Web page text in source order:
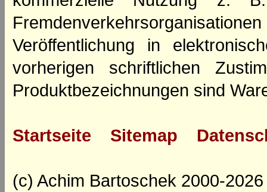
Veröffentlichung in
vorherigen schriftlichen
Produktbezeichnungen sind
Startseite Sitemap
(c) Achim Bartoschek 2000-2026